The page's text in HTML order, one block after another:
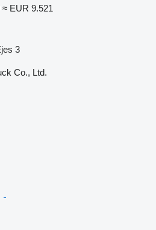
≈ EUR 9.521
3
Co., Ltd.